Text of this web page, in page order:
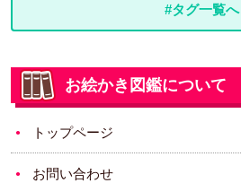
#タグ一覧へ
お絵かき図鑑について
トップページ
お問い合わせ